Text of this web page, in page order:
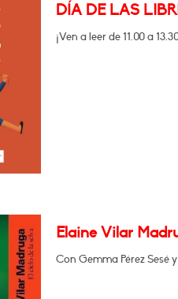
DÍA DE LAS
¡Ven a leer de 11.00 a
Elaine Vilar
Con Gemma Pérez Sesé